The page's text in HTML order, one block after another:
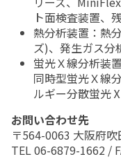
ト面検査装置、
熱分析装置：熱
ズ)、発生ガス分
蛍光Ｘ線分析装
同時型蛍光Ｘ線
ルギー分散蛍光
お問い合わせ先
〒564-0063 大阪府
TEL 06-6879-1662 /